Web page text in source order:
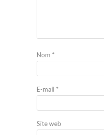
Nom *
E-mail *
Site web